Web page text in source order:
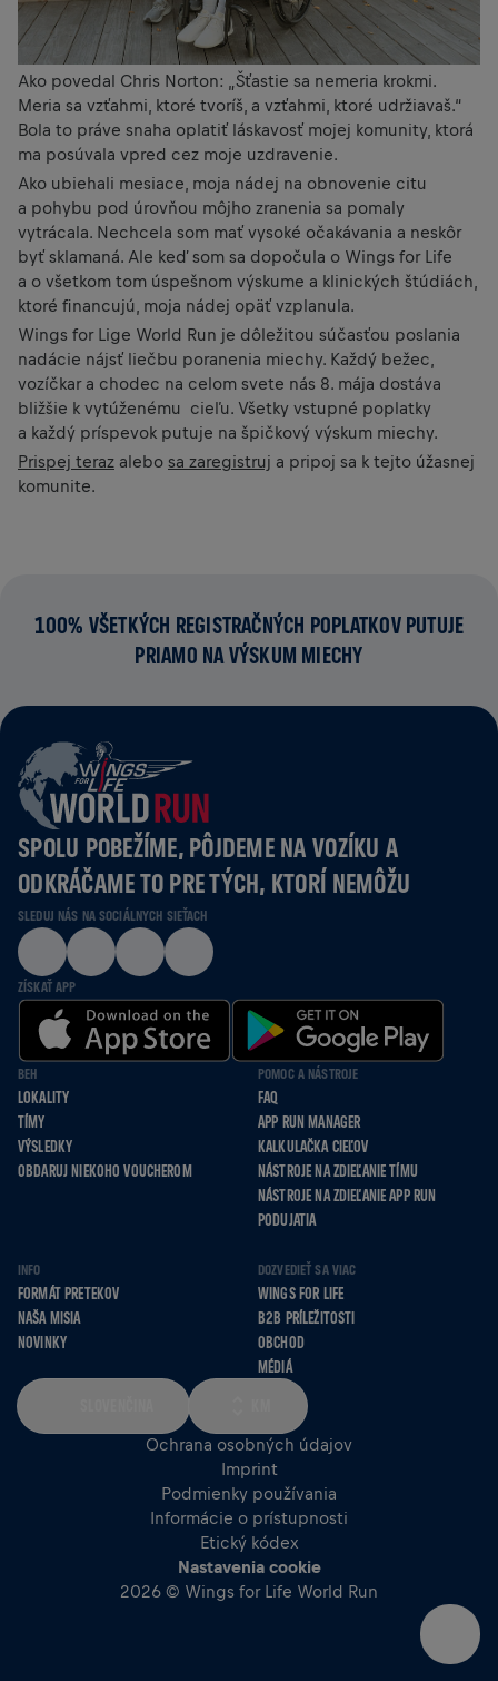
Ako povedal Chris Norton: „Šťastie sa nemeria krokmi.
Meria sa vzťahmi, ktoré tvoríš, a vzťahmi, ktoré udržiavaš.“
Bola to práve snaha oplatiť láskavosť mojej komunity, ktorá
ma posúvala vpred cez moje uzdravenie.
Ako ubiehali mesiace, moja nádej na obnovenie citu
a pohybu pod úrovňou môjho zranenia sa pomaly
vytrácala. Nechcela som mať vysoké očakávania a neskôr
byť sklamaná. Ale keď som sa dopočula o Wings for Life
a o všetkom tom úspešnom výskume a klinických štúdiách,
ktoré financujú, moja nádej opäť vzplanula.
Wings for Lige World Run je dôležitou súčasťou poslania
nadácie nájsť liečbu poranenia miechy. Každý bežec,
vozíčkar a chodec na celom svete nás 8. mája dostáva
bližšie k vytúženému cieľu. Všetky vstupné poplatky
a každý príspevok putuje na špičkový výskum miechy.
Prispej teraz alebo sa zaregistruj a pripoj sa k tejto úžasnej
komunite.
100% VŠETKÝCH REGISTRAČNÝCH POPLATKOV PUTUJE
PRIAMO NA VÝSKUM MIECHY
SPOLU POBEŽÍME, PÔJDEME NA VOZÍKU A
ODKRÁČAME TO PRE TÝCH, KTORÍ NEMÔŽU
SLEDUJ NÁS NA SOCIÁLNYCH SIEŤACH
ZÍSKAŤ APP
BEH
LOKALITY
TÍMY
VÝSLEDKY
OBDARUJ NIEKOHO VOUCHEROM
POMOC A NÁSTROJE
FAQ
APP RUN MANAGER
KALKULAČKA CIEĽOV
NÁSTROJE NA ZDIEĽANIE TÍMU
NÁSTROJE NA ZDIEĽANIE APP RUN
PODUJATIA
INFO
FORMÁT PRETEKOV
NAŠA MISIA
NOVINKY
DOZVEDIEŤ SA VIAC
WINGS FOR LIFE
B2B PRÍLEŽITOSTI
OBCHOD
MÉDIÁ
Ochrana osobných údajov
Imprint
Podmienky používania
Informácie o prístupnosti
Etický kódex
Nastavenia cookie
2026 © Wings for Life World Run